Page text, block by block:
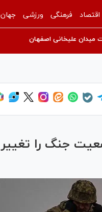
اقتصاد فرهنگی ورزشی جهان
میدان علیخانی اصفهان
جنگ را تغییر